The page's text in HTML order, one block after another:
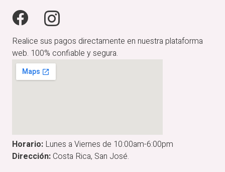
Realice sus pagos directamente en nuestra plataforma
web. 100% confiable y segura.
Horario: Lunes a Viernes de 10:00am-6:00pm
Dirección:Costa Rica, San José.